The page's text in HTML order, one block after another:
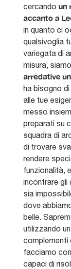
cercando un
accanto a
in quanto ci
qualsivoglia
variegata di
misura,
arredative
ha bisogno
alle tue
messo
preparati su
squadra di
di trovare
rendere
funzionalità,
incontrare gli
sia
dove
belle.
utilizzando
complementi
facciamo
capaci di